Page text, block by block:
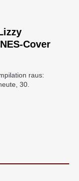
Cover
raus:
30.